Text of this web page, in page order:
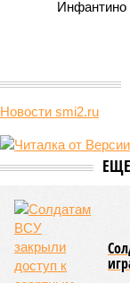
Как бы мы ни
получится
самой совершенной
теории
мутации ДНК.
В 2023 году в
Cell.com, были
относятся – не
вероятность